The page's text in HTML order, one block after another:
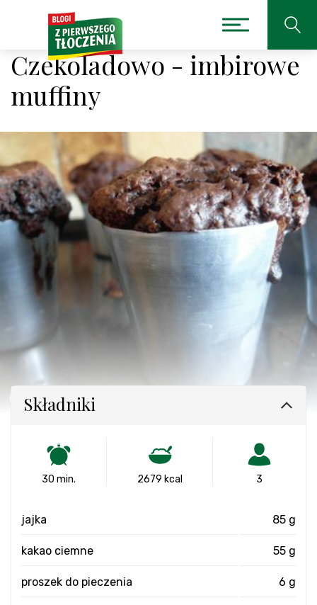
Czekoladowo - imbirowe
muffiny
Składniki
30 min. 2679 kcal 3
jajka 85 g
kakao ciemne 55 g
proszek do pieczenia 6 g